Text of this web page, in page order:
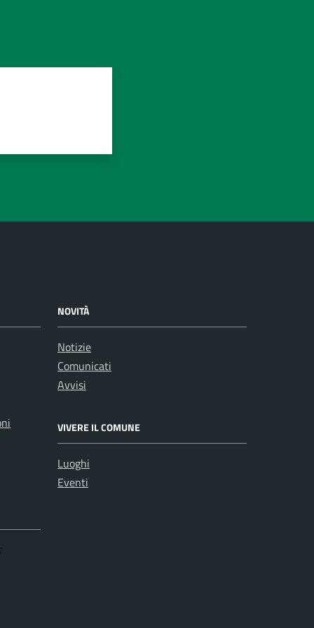
NOVITÀ
Notizie
Comunicati
Avvisi
VIVERE IL COMUNE
Luoghi
Eventi